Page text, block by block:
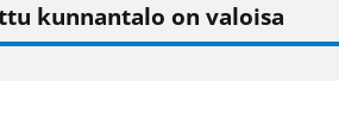
pitäisi näkyä
kunnantalo on valoisa
käynnistämässä uudelleen
totuttu elämään